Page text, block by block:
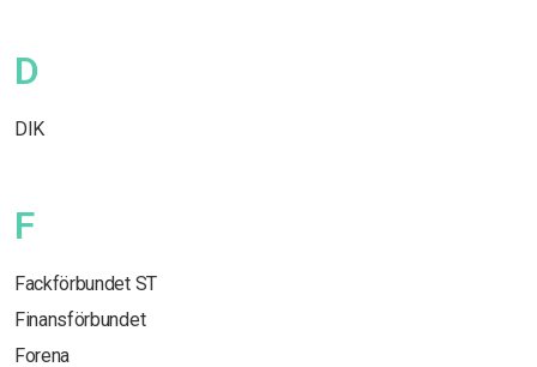
D
DIK
F
Fackförbundet ST
Finansförbundet
Forena